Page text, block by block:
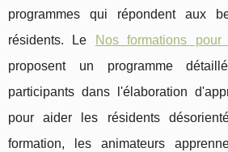
programmes qui répondent aux
résidents. Le
Nos formations pour
proposent un programme
participants dans l'élaboration
pour aider les résidents
formation, les animateurs